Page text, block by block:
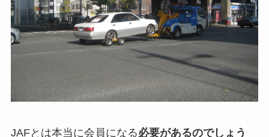
JAFとは本当に会員になる必要があるのでしょう